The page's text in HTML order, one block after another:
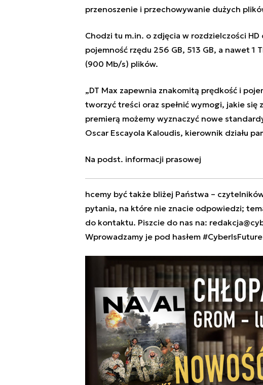
przenoszenie i przechowywanie dużych
Chodzi tu m.in. o zdjęcia w rozdzielczości
pojemność rzędu 256 GB, 513 GB, a nawet
(900 Mb/s) plików.
„DT Max zapewnia znakomitą prędkość i
tworzyć treści oraz spełnić wymogi, jakie się
premierą możemy wyznaczyć nowe
Oscar Escayola Kaloudis, kierownik działu
Na podst. informacji prasowej
hcemy być także bliżej Państwa –
pytania, na które nie znacie odpowiedzi;
do kontaktu. Piszcie do nas na:
Wprowadzamy je pod hasłem